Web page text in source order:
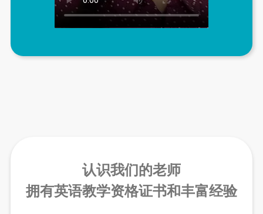
认识我们的老师
拥有英语教学资格证书和丰富经验